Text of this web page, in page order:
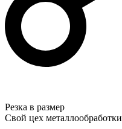
Резка в размер
Свой цех металлообработки